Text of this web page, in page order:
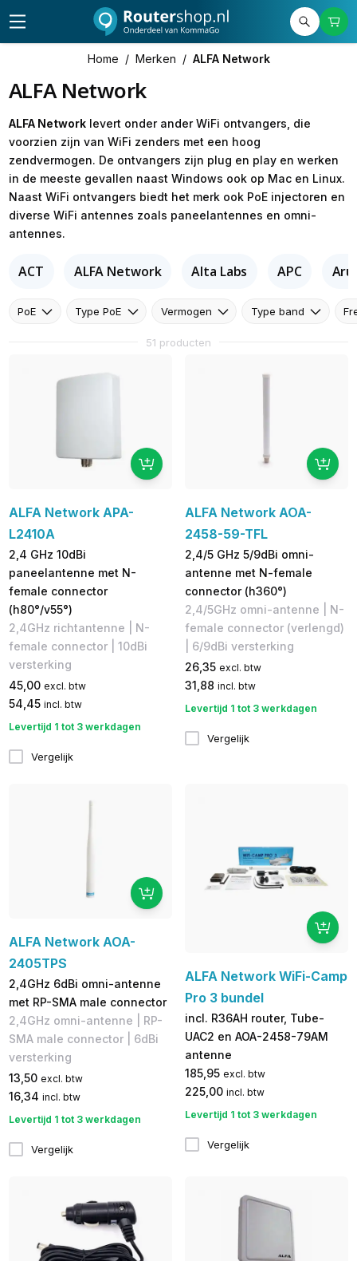
Home / Merken / ALFA Network
ALFA Network
ALFA Networklevert onder ander WiFi ontvangers, die
voorzien zijn van WiFi zenders met een hoog
zendvermogen. De ontvangers zijn plug en play en werken
in de meeste gevallen naast Windows ook op Mac en Linux.
Naast WiFi ontvangers biedt het merk ook PoE injectoren en
diverse WiFi antennes zoals paneelantennes en omni-
antennes.
ACT ALFA Network Alta Labs APC
PoE Type PoE Vermogen Type band
51 producten
ALFA Network APA-
L2410A
2,4 GHz 10dBi
paneelantenne met N-
female connector
(h80°/v55°)
2,4GHz richtantenne | N-
female connector | 10dBi
versterking
45,00 excl. btw
54,45 incl. btw
Levertijd 1 tot 3 werkdagen
Vergelijk
ALFA Network AOA-
2458-59-TFL
2,4/5 GHz 5/9dBi omni-
antenne met N-female
connector (h360°)
2,4/5GHz omni-antenne | N-
female connector (verlengd)
| 6/9dBi versterking
26,35 excl. btw
31,88 incl. btw
Levertijd 1 tot 3 werkdagen
Vergelijk
ALFA Network AOA-
2405TPS
2,4GHz 6dBi omni-antenne
met RP-SMA male connector
2,4GHz omni-antenne | RP-
SMA male connector | 6dBi
versterking
13,50 excl. btw
16,34 incl. btw
Levertijd 1 tot 3 werkdagen
Vergelijk
ALFA Network WiFi-Camp
Pro 3 bundel
incl. R36AH router, Tube-
UAC2 en AOA-2458-79AM
antenne
185,95 excl. btw
225,00 incl. btw
Levertijd 1 tot 3 werkdagen
Vergelijk